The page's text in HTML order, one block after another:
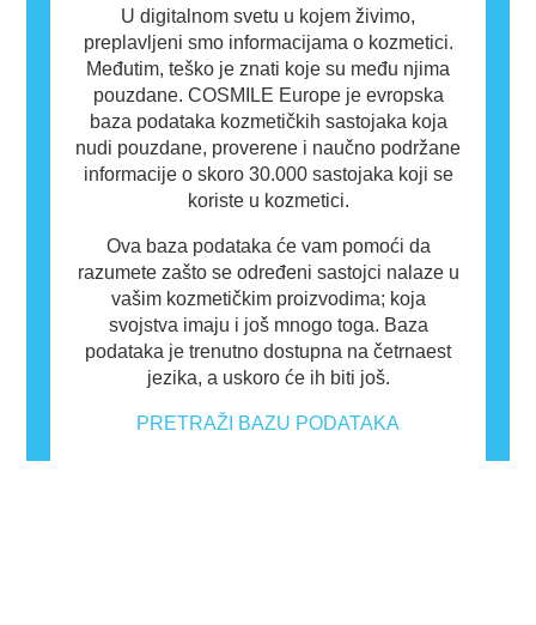
U digitalnom svetu u kojem živimo,
preplavljeni smo informacijama o kozmetici.
Međutim, teško je znati koje su među njima
pouzdane. COSMILE Europe je evropska
baza podataka kozmetičkih sastojaka koja
nudi pouzdane, proverene i naučno podržane
informacije o skoro 30.000 sastojaka koji se
koriste u kozmetici.
Ova baza podataka će vam pomoći da
razumete zašto se određeni sastojci nalaze u
vašim kozmetičkim proizvodima; koja
svojstva imaju i još mnogo toga. Baza
podataka je trenutno dostupna na četrnaest
jezika, a uskoro će ih biti još.
PRETRAŽI BAZU PODATAKA